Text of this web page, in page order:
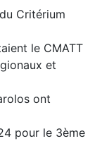
Critérium
le CMATT
et
ont
pour le 3ème